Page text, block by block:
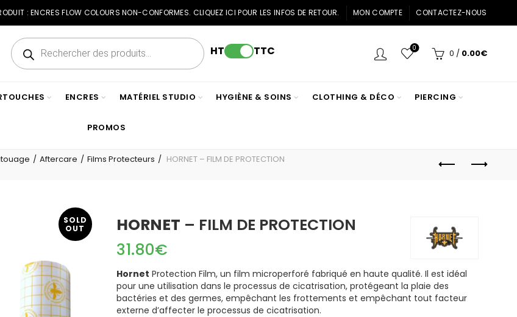
: ENCRES FLOW COLOURS NON-CONFORMES. CLIQUEZ ICI POUR LES INFOS DE RETOUR. MON COMPTE CONTACTEZ-NOUS
Recherche
de
produits
HT TTC 0 0 / 0.00€
ENCRES MATÉRIEL STUDIO HYGIÈNE & SOINS CLOTHING & DÉCO PIERCING
PROMOS
Aftercare Films Protecteurs HORNET – FILM DE PROTECTION
SOLD
OUT
HORNET – FILM DE PROTECTION
31.80€
Hornet Protection Film, un film microperforé fabriqué en haute qualité. Il est idéal
pour une utilisation dans le processus de cicatrisation, protégeant la plaie des
bactéries et des germes, empêchant les frottements et empêchant tout facteur
externe d’affecter le processus de cicatrisation.